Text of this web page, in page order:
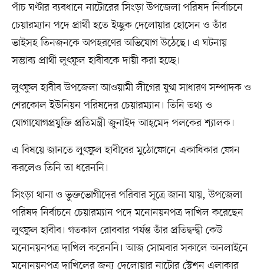
পাঁচ ঘণ্টার ব্যবধানে নাটোরের সিংড়া উপজেলা পরিষদ নির্বাচনে
চেয়ারম্যান পদে প্রার্থী হতে ইচ্ছুক দেলোয়ার হোসেন ও তাঁর
ভাইসহ তিনজনকে অপহরণের অভিযোগ উঠেছে। এ ঘটনায়
সম্ভাব্য প্রার্থী লুৎফুল হাবীবকে দায়ী করা হচ্ছে।
লুৎফুল হাবীব উপজেলা আওয়ামী লীগের যুগ্ম সাধারণ সম্পাদক ও
শেরকোল ইউনিয়ন পরিষদের চেয়ারম্যান। তিনি তথ্য ও
যোগাযোগপ্রযুক্তি প্রতিমন্ত্রী জুনাইদ আহ্‌মেদ পলকের শ্যালক।
এ বিষয়ে জানতে লুৎফুল হাবীবের মুঠোফোনে একাধিকার ফোন
করলেও তিনি তা ধরেননি।
সিংড়া থানা ও ভুক্তভোগীদের পরিবার সূত্রে জানা যায়, উপজেলা
পরিষদ নির্বাচনে চেয়ারম্যান পদে মনোনয়নপত্র দাখিল করেছেন
লুৎফুল হাবীব। গতকাল রোববার পর্যন্ত তাঁর প্রতিদ্বন্দ্বী কেউ
মনোনয়নপত্র দাখিল করেননি। আজ সোমবার সকালে অনলাইনে
মনোনয়নপত্র দাখিলের জন্য দেলোয়ার নাটোর স্টেশন এলাকার